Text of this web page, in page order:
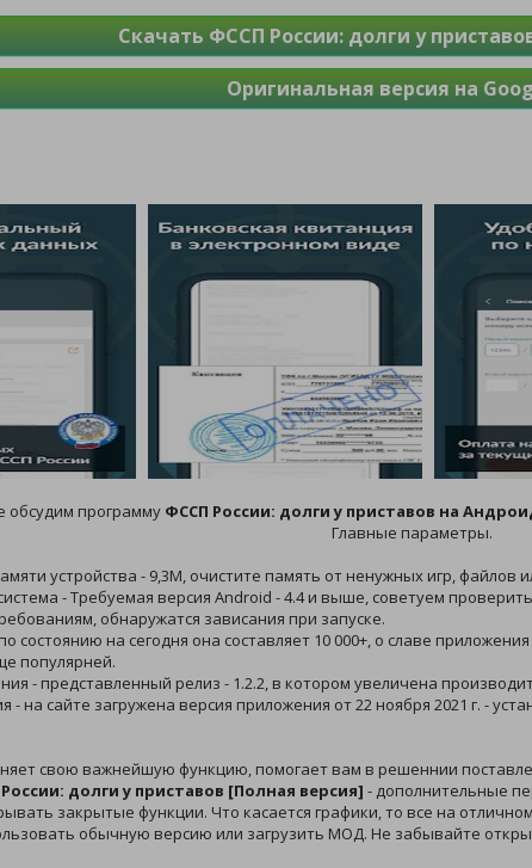
Скачать ФССП России: долги у
Оригинальная версия на
обсудим программу ФССП России: долги у приставов на
Главные параметры.
устройства - 9,3M, очистите память от ненужных игр, файлов
- Требуемая версия Android - 4.4 и выше, советуем
обнаружатся зависания при запуске.
состоянию на сегодня она составляет 10 000+, о славе
популярней.
- представленный релиз - 1.2.2, в котором увеличена
- на сайте загружена версия приложения от 22 ноября 2021 г. -
свою важнейшую функцию, помогает вам в решеннии
долги у приставов [Полная версия] - дополнительные
закрытые функции. Что касается графики, то все на
обычную версию или загрузить МОД. Не забывайте